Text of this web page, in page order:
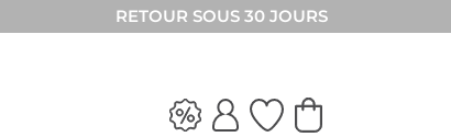
RETOUR SOUS 30 JOURS